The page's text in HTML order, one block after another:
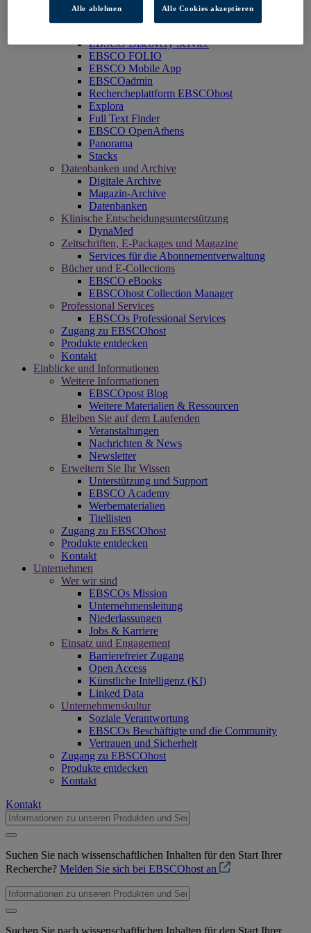
Produkte
EBSCO Discovery Service
EBSCO FOLIO
EBSCO Mobile App
EBSCOadmin
Rechercheplattform EBSCOhost
Explora
Full Text Finder
EBSCO OpenAthens
Panorama
Stacks
Datenbanken und Archive
Digitale Archive
Magazin-Archive
Datenbanken
Klinische Entscheidungsunterstützung
DynaMed
Zeitschriften, E-Packages und Magazine
Services für die Abonnementverwaltung
Bücher und E-Collections
EBSCO eBooks
EBSCOhost Collection Manager
Professional Services
EBSCOs Professional Services
Zugang zu EBSCOhost
Produkte entdecken
Kontakt
Einblicke und Informationen
Weitere Informationen
EBSCOpost Blog
Weitere Materialien & Ressourcen
Bleiben Sie auf dem Laufenden
Veranstaltungen
Nachrichten & News
Newsletter
Erweitern Sie Ihr Wissen
Unterstützung und Support
EBSCO Academy
Werbematerialien
Titellisten
Zugang zu EBSCOhost
Produkte entdecken
Kontakt
Unternehmen
Wer wir sind
EBSCOs Mission
Unternehmensleitung
Niederlassungen
Jobs & Karriere
Einsatz und Engagement
Barrierefreier Zugang
Open Access
Künstliche Intelligenz (KI)
Linked Data
Unternehmenskultur
Soziale Verantwortung
EBSCOs Beschäftigte und die Community
Vertrauen und Sicherheit
Zugang zu EBSCOhost
Produkte entdecken
Kontakt
Kontakt
Suchen Sie nach wissenschaftlichen Inhalten für den Start Ihrer
Recherche? Melden Sie sich bei EBSCOhost an
Suchen Sie nach wissenschaftlichen Inhalten für den Start Ihrer
Alle ablehnen Alle Cookies akzeptieren